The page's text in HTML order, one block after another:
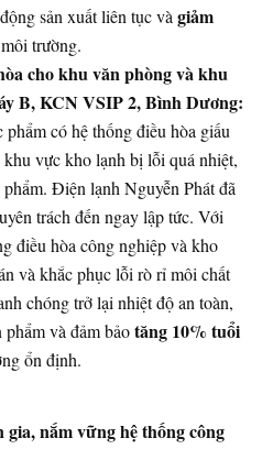
sản xuất liên tục và giảm
môi trường.
cho khu văn phòng và khu
B, KCN VSIP 2, Bình Dương:
có hệ thống điều hòa giấu
vực kho lạnh bị lỗi quá nhiệt,
Điện lạnh Nguyễn Phát đã
trách đến ngay lập tức. Với
điều hòa công nghiệp và kho
và khắc phục lỗi rò rỉ môi chất
chóng trở lại nhiệt độ an toàn,
phẩm và đảm bảotăng 10% tuổi
ổn định.
nắm vững hệ thống công